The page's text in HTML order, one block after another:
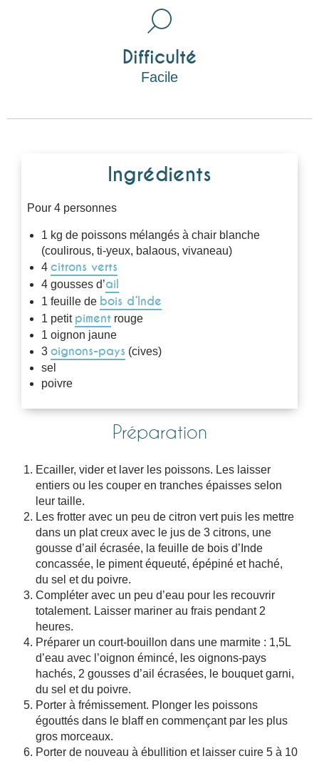
Difficulté
Facile
Ingrédients
Pour 4 personnes
1 kg de poissons mélangés à chair blanche
(coulirous, ti-yeux, balaous, vivaneau)
4 citrons verts
4 gousses d’ail
1 feuille de bois d’Inde
1 petit piment rouge
1 oignon jaune
3 oignons-pays (cives)
sel
poivre
Préparation
Ecailler, vider et laver les poissons. Les laisser
entiers ou les couper en tranches épaisses selon
leur taille.
Les frotter avec un peu de citron vert puis les mettre
dans un plat creux avec le jus de 3 citrons, une
gousse d’ail écrasée, la feuille de bois d’Inde
concassée, le piment équeuté, épépiné et haché,
du sel et du poivre.
Compléter avec un peu d’eau pour les recouvrir
totalement. Laisser mariner au frais pendant 2
heures.
Préparer un court-bouillon dans une marmite : 1,5L
d’eau avec l’oignon émincé, les oignons-pays
hachés, 2 gousses d’ail écrasées, le bouquet garni,
du sel et du poivre.
Porter à frémissement. Plonger les poissons
égouttés dans le blaff en commençant par les plus
gros morceaux.
Porter de nouveau à ébullition et laisser cuire 5 à 10